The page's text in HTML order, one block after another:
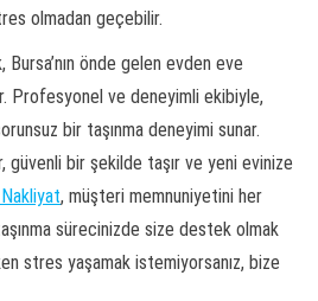
olmadan geçebilir.
Bursa’nın önde gelen evden eve
Profesyonel ve deneyimli ekibiyle,
bir taşınma deneyimi sunar.
güvenli bir şekilde taşır ve yeni evinize
, müşteri memnuniyetini her
sürecinizde size destek olmak
stres yaşamak istemiyorsanız, bize